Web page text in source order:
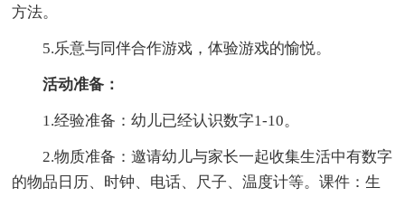
方法。
5.乐意与同伴合作游戏，体验游戏的愉悦。
活动准备：
1.经验准备：幼儿已经认识数字1-10。
2.物质准备：邀请幼儿与家长一起收集生活中有数字
的物品日历、时钟、电话、尺子、温度计等。课件：生